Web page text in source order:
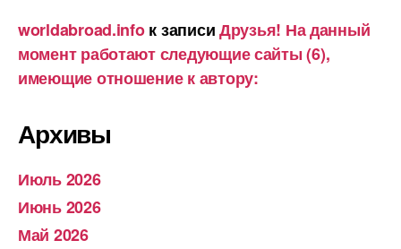
worldabroad.infoк записиДрузья! На данный
момент работают следующие сайты (6),
имеющие отношение к автору:
Архивы
Июль 2026
Июнь 2026
Май 2026